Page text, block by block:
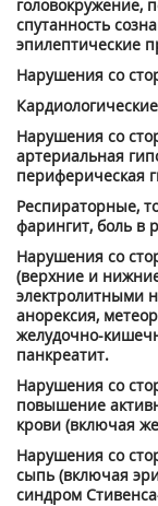
головокружение,
спутанность
эпилептические
Нарушения со
Нарушения со
артериальная
периферическая
Респираторные,
фарингит, боль в
Нарушения со
(верхние и
электролитными
анорексия,
желудочно-
панкреатит.
Нарушения со
повышение
крови (включая
Нарушения со
сыпь (включая
синдром